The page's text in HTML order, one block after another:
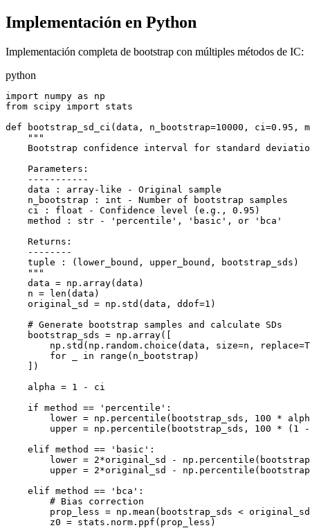
Implementación en Python
Implementación completa de bootstrap con múltiples métodos de IC:
python
import numpy as np
from scipy import stats
def bootstrap_sd_ci(data, n_bootstrap=10000, ci=0.95,
    """
Bootstrap confidence interval for standard
    Parameters:
    -----------
    data : array-like - Original sample
    n_bootstrap : int - Number of bootstrap samples
    ci : float - Confidence level (e.g., 0.95)
    method : str - 'percentile', 'basic', or 'bca'
    Returns:
    --------
    tuple : (lower_bound, upper_bound, bootstrap_sds)
    """
    data = np.array(data)
    n = len(data)
    original_sd = np.std(data, ddof=1)
    # Generate bootstrap samples and calculate SDs
    bootstrap_sds = np.array([
np.std(np.random.choice(data, size=n,
        for _ in range(n_bootstrap)
    ])
    alpha = 1 - ci
    if method == 'percentile':
lower = np.percentile(bootstrap_sds, 100 *
upper = np.percentile(bootstrap_sds, 100 * (1
    elif method == 'basic':
lower = 2*original_sd -
upper = 2*original_sd -
    elif method == 'bca':
        # Bias correction
prop_less = np.mean(bootstrap_sds <
        z0 = stats.norm.ppf(prop_less)